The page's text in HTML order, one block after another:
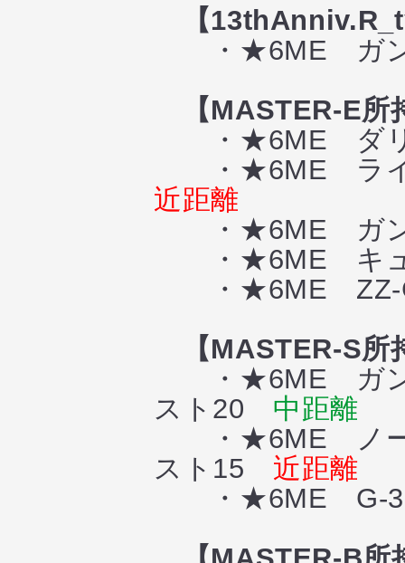
【
・★6ME ガン
【MASTER-E所
・★6ME ダリ
・★6ME ライ
近距離
・★6ME ガン
・★6ME キュ
・★6ME ZZ-
【MASTER-S所
・★6ME ガン
スト20 中距離
・★6ME ノー
スト15 近距離
・★6ME G-3